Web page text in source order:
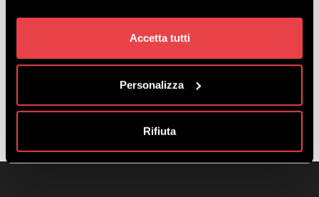
Accetta tutti
Personalizza
Rifiuta